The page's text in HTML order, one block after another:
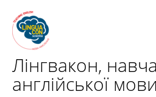
Лінгвакон,
англійської мови